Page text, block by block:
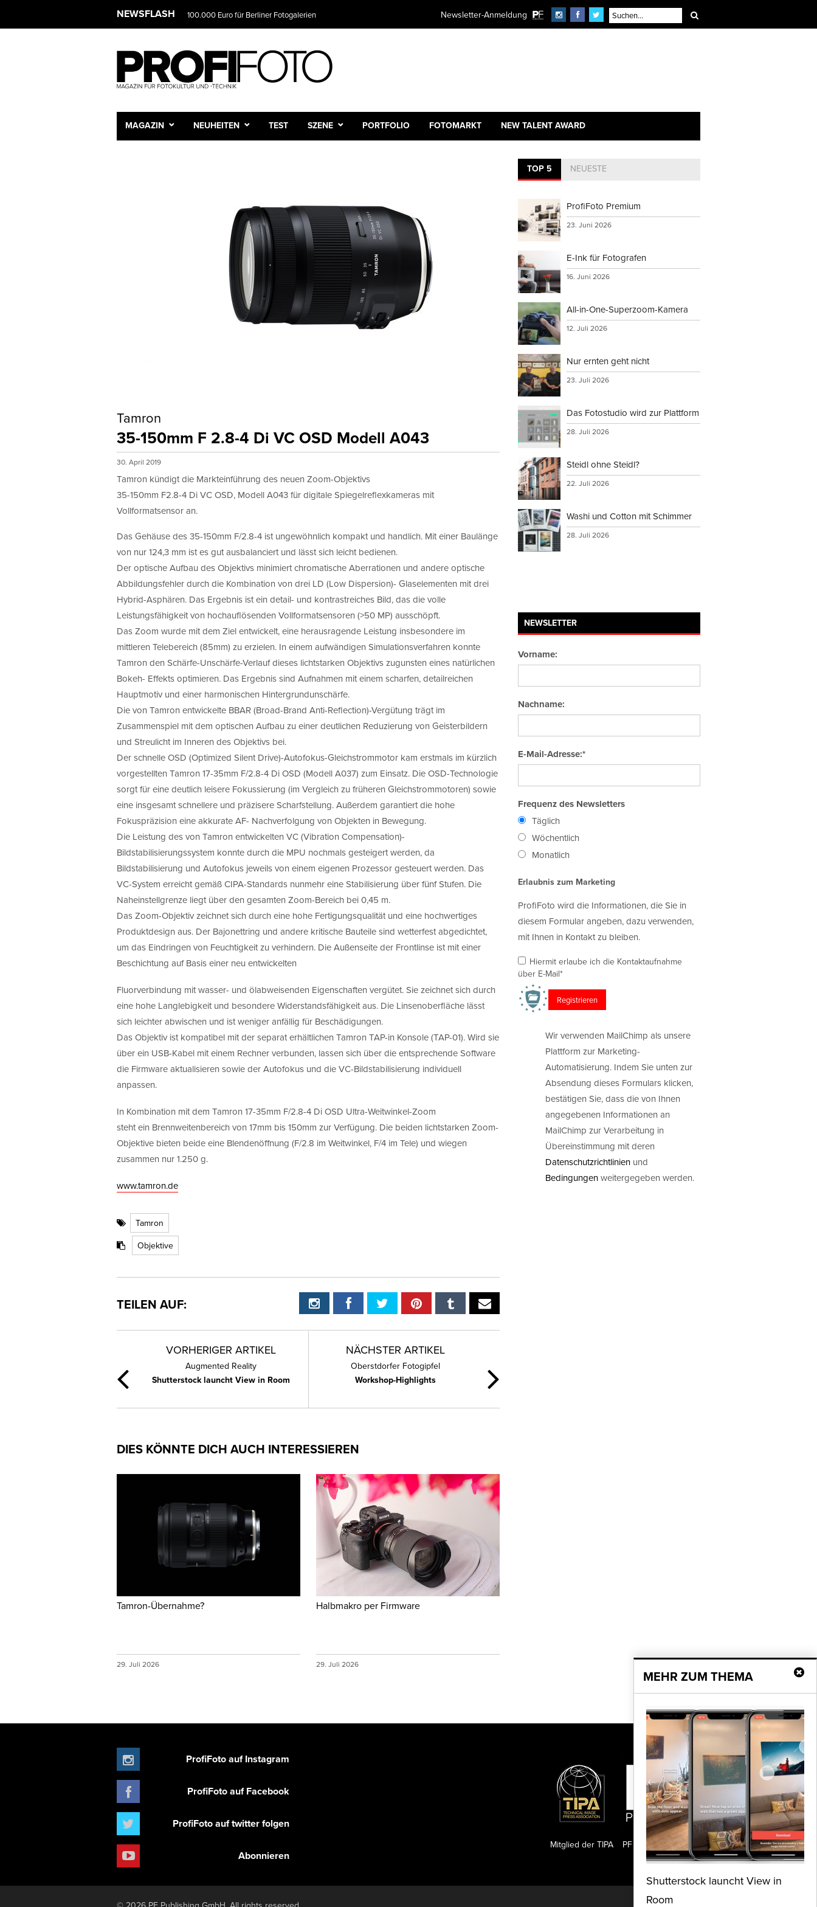
NEWSFLASH 100.000 Euro für Berliner Fotogalerien Newsletter-Anmeldung
MAGAZIN NEUHEITEN TEST SZENE PORTFOLIO FOTOMARKT NEW TALENT AWARD
Tamron
35-150mm F 2.8-4 Di VC OSD Modell A043
30. April 2019
Tamron kündigt die Markteinführung des neuen Zoom-Objektivs
35-150mm F2.8-4 Di VC OSD, Modell A043 für digitale Spiegelreflexkameras mit
Vollformatsensor an.
Das Gehäuse des 35-150mm F/2.8-4 ist ungewöhnlich kompakt und handlich. Mit einer Baulänge
von nur 124,3 mm ist es gut ausbalanciert und lässt sich leicht bedienen.
Der optische Aufbau des Objektivs minimiert chromatische Aberrationen und andere optische
Abbildungsfehler durch die Kombination von drei LD (Low Dispersion)- Glaselementen mit drei
Hybrid-Asphären. Das Ergebnis ist ein detail- und kontrastreiches Bild, das die volle
Leistungsfähigkeit von hochauflösenden Vollformatsensoren (>50 MP) ausschöpft.
Das Zoom wurde mit dem Ziel entwickelt, eine herausragende Leistung insbesondere im
mittleren Telebereich (85mm) zu erzielen. In einem aufwändigen Simulationsverfahren konnte
Tamron den Schärfe-Unschärfe-Verlauf dieses lichtstarken Objektivs zugunsten eines natürlichen
Bokeh- Effekts optimieren. Das Ergebnis sind Aufnahmen mit einem scharfen, detailreichen
Hauptmotiv und einer harmonischen Hintergrundunschärfe.
Die von Tamron entwickelte BBAR (Broad-Brand Anti-Reflection)-Vergütung trägt im
Zusammenspiel mit dem optischen Aufbau zu einer deutlichen Reduzierung von Geisterbildern
und Streulicht im Inneren des Objektivs bei.
Der schnelle OSD (Optimized Silent Drive)-Autofokus-Gleichstrommotor kam erstmals im kürzlich
vorgestellten Tamron 17-35mm F/2.8-4 Di OSD (Modell A037) zum Einsatz. Die OSD-Technologie
sorgt für eine deutlich leisere Fokussierung (im Vergleich zu früheren Gleichstrommotoren) sowie
eine insgesamt schnellere und präzisere Scharfstellung. Außerdem garantiert die hohe
Fokuspräzision eine akkurate AF- Nachverfolgung von Objekten in Bewegung.
Die Leistung des von Tamron entwickelten VC (Vibration Compensation)-
Bildstabilisierungssystem konnte durch die MPU nochmals gesteigert werden, da
Bildstabilisierung und Autofokus jeweils von einem eigenen Prozessor gesteuert werden. Das
VC-System erreicht gemäß CIPA-Standards nunmehr eine Stabilisierung über fünf Stufen. Die
Naheinstellgrenze liegt über den gesamten Zoom-Bereich bei 0,45 m.
Das Zoom-Objektiv zeichnet sich durch eine hohe Fertigungsqualität und eine hochwertiges
Produktdesign aus. Der Bajonettring und andere kritische Bauteile sind wetterfest abgedichtet,
um das Eindringen von Feuchtigkeit zu verhindern. Die Außenseite der Frontlinse ist mit einer
Beschichtung auf Basis einer neu entwickelten
Fluorverbindung mit wasser- und ölabweisenden Eigenschaften vergütet. Sie zeichnet sich durch
eine hohe Langlebigkeit und besondere Widerstandsfähigkeit aus. Die Linsenoberfläche lässt
sich leichter abwischen und ist weniger anfällig für Beschädigungen.
Das Objektiv ist kompatibel mit der separat erhältlichen Tamron TAP-in Konsole (TAP-01). Wird sie
über ein USB-Kabel mit einem Rechner verbunden, lassen sich über die entsprechende Software
die Firmware aktualisieren sowie der Autofokus und die VC-Bildstabilisierung individuell
anpassen.
In Kombination mit dem Tamron 17-35mm F/2.8-4 Di OSD Ultra-Weitwinkel-Zoom
steht ein Brennweitenbereich von 17mm bis 150mm zur Verfügung. Die beiden lichtstarken Zoom-
Objektive bieten beide eine Blendenöffnung (F/2.8 im Weitwinkel, F/4 im Tele) und wiegen
zusammen nur 1.250 g.
www.tamron.de
Tamron
Objektive
TEILEN AUF:
VORHERIGER ARTIKEL
Augmented Reality
Shutterstock launcht View in Room
NÄCHSTER ARTIKEL
Oberstdorfer Fotogipfel
Workshop-Highlights
DIES KÖNNTE DICH AUCH INTERESSIEREN
Tamron-Übernahme?
29. Juli 2026
Halbmakro per Firmware
29. Juli 2026
TOP 5 NEUESTE
ProfiFoto Premium
23. Juni 2026
E-Ink für Fotografen
16. Juni 2026
All-in-One-Superzoom-Kamera
12. Juli 2026
Nur ernten geht nicht
23. Juli 2026
Das Fotostudio wird zur Plattform
28. Juli 2026
Steidl ohne Steidl?
22. Juli 2026
Washi und Cotton mit Schimmer
28. Juli 2026
NEWSLETTER
Vorname:
Nachname:
E-Mail-Adresse:*
Frequenz des Newsletters
Täglich
Wöchentlich
Monatlich
Erlaubnis zum Marketing
ProfiFoto wird die Informationen, die Sie in
diesem Formular angeben, dazu verwenden,
mit Ihnen in Kontakt zu bleiben.
Hiermit erlaube ich die Kontaktaufnahme
über E-Mail*
Wir verwenden MailChimp als unsere
Plattform zur Marketing-
Automatisierung. Indem Sie unten zur
Absendung dieses Formulars klicken,
bestätigen Sie, dass die von Ihnen
angegebenen Informationen an
MailChimp zur Verarbeitung in
Übereinstimmung mit deren
Datenschutzrichtlinien und
Bedingungenweitergegeben werden.
MEHR ZUM THEMA
Shutterstock launcht View in
Room
ProfiFoto auf Instagram
ProfiFoto auf Facebook
ProfiFoto auf twitter folgen
Abonnieren
PF Publishing GmbH
Mitglied der TIPA